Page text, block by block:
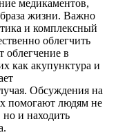
медикаментов,
жизни. Важно
и комплексный
облегчить
облегчение в
как акупунктура и
Обсуждения на
помогают людям не
но и находить